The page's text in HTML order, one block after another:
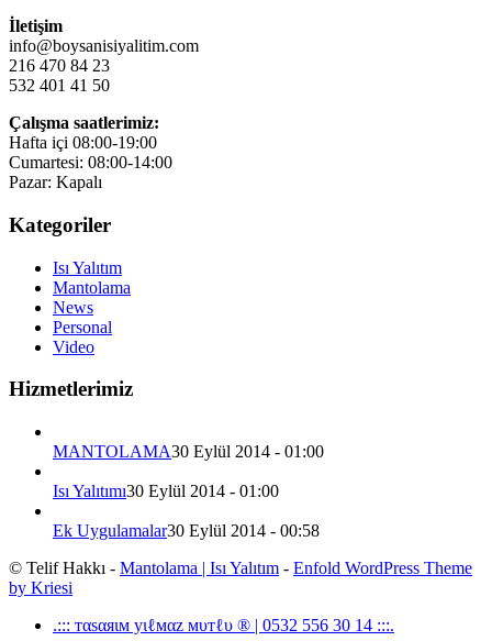
İletişim
info@boysanisiyalitim.com
216 470 84 23
532 401 41 50
Çalışma saatlerimiz:
Hafta içi 08:00-19:00
Cumartesi: 08:00-14:00
Pazar: Kapalı
Kategoriler
Isı Yalıtım
Mantolama
News
Personal
Video
Hizmetlerimiz
MANTOLAMA30 Eylül 2014 - 01:00
Isı Yalıtımı30 Eylül 2014 - 01:00
Ek Uygulamalar30 Eylül 2014 - 00:58
© Telif Hakkı - Mantolama | Isı Yalıtım - Enfold WordPress Theme
by Kriesi
.::: тαѕαяιм уιℓмαz мυтℓυ ® | 0532 556 30 14 :::.